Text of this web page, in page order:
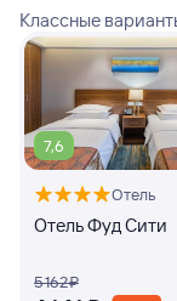
Классные
7,6
Отель
Отель Фуд Сити
5 ⁠162 ⁠₽